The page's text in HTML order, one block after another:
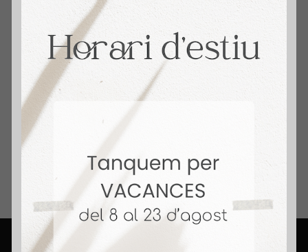
immosantmarti
David Aceituno. + 14 años Vendiendo Hogares.
4,9 🌟 Reseñas en Google. Tu Agente
Inmobiliario.